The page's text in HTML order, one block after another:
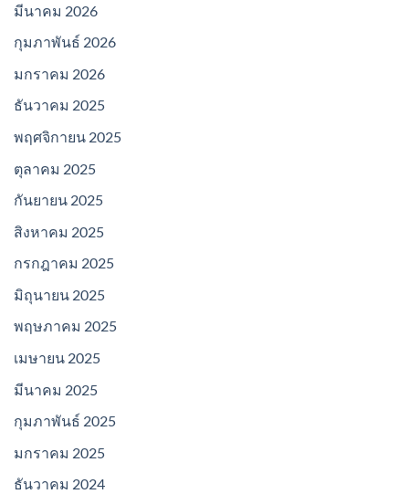
มีนาคม 2026
กุมภาพันธ์ 2026
มกราคม 2026
ธันวาคม 2025
พฤศจิกายน 2025
ตุลาคม 2025
กันยายน 2025
สิงหาคม 2025
กรกฎาคม 2025
มิถุนายน 2025
พฤษภาคม 2025
เมษายน 2025
มีนาคม 2025
กุมภาพันธ์ 2025
มกราคม 2025
ธันวาคม 2024